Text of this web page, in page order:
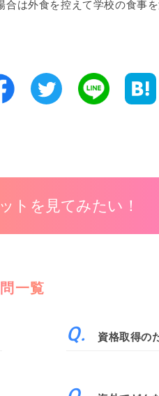
は外食を控えて学校の食事
トを見てみたい！
一覧
資格取得の